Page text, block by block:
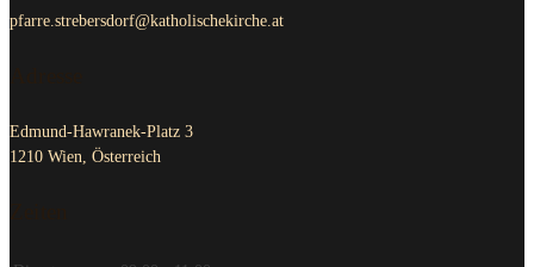
pfarre.strebersdorf@katholischekirche.at
Edmund-Hawranek-Platz 3
1210 Wien, Österreich